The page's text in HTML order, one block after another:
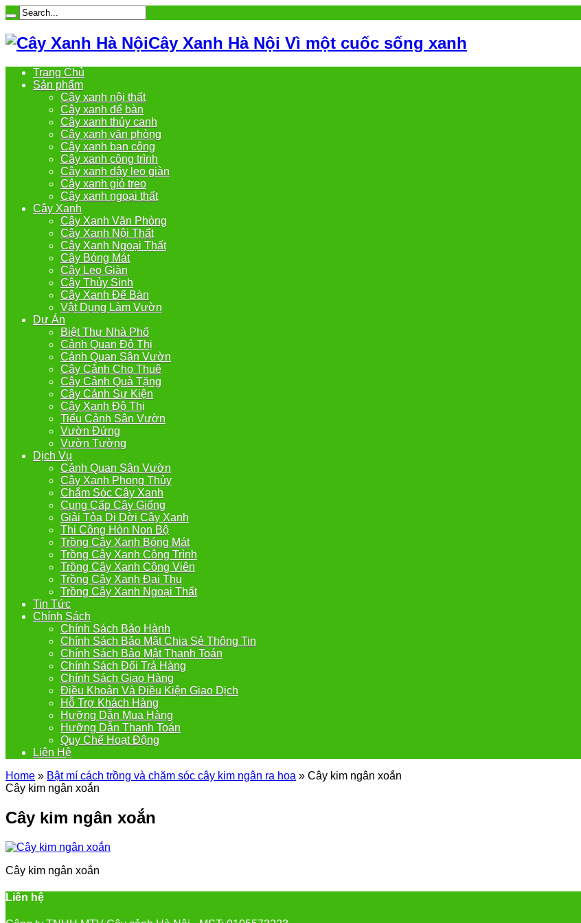
Cây Xanh Hà Nội Vì một cuốc sống xanh
Trang Chủ
Sản phẩm
Cây xanh nội thất
Cây xanh để bàn
Cây xanh thủy canh
Cây xanh văn phòng
Cây xanh ban công
Cây xanh công trình
Cây xanh dây leo giàn
Cây xanh giỏ treo
Cây xanh ngoại thất
Cây Xanh
Cây Xanh Văn Phòng
Cây Xanh Nội Thất
Cây Xanh Ngoại Thất
Cây Bóng Mát
Cây Leo Giàn
Cây Thủy Sinh
Cây Xanh Để Bàn
Vật Dụng Làm Vườn
Dự Án
Biệt Thự Nhà Phố
Cảnh Quan Đô Thị
Cảnh Quan Sân Vườn
Cây Cảnh Cho Thuê
Cây Cảnh Quà Tặng
Cây Cảnh Sự Kiện
Cây Xanh Đô Thị
Tiểu Cảnh Sân Vườn
Vườn Đứng
Vườn Tường
Dịch Vụ
Cảnh Quan Sân Vườn
Cây Xanh Phong Thủy
Chắm Sóc Cây Xanh
Cung Cấp Cây Giống
Giải Tỏa Di Dời Cây Xanh
Thi Công Hòn Non Bộ
Trồng Cây Xanh Bóng Mát
Trồng Cây Xanh Công Trình
Trồng Cây Xanh Công Viên
Trồng Cây Xanh Đại Thụ
Trồng Cây Xanh Ngoại Thất
Tin Tức
Chính Sách
Chính Sách Bảo Hành
Chính Sách Bảo Mật Chia Sẻ Thông Tin
Chính Sách Bảo Mật Thanh Toán
Chính Sách Đổi Trả Hàng
Chính Sách Giao Hàng
Điều Khoản Và Điều Kiện Giao Dịch
Hỗ Trợ Khách Hàng
Hưỡng Dẫn Mua Hàng
Hưỡng Dẫn Thanh Toán
Quy Chế Hoạt Động
Liên Hệ
Home » Bật mí cách trồng và chăm sóc cây kim ngân ra hoa » Cây kim ngân xoắn
Cây kim ngân xoắn
Cây kim ngân xoắn
Cây kim ngân xoắn
Liên hệ